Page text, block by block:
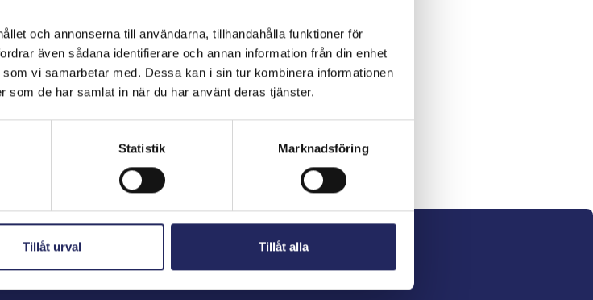
och annonserna till användarna, tillhandahålla funktioner för
även sådana identifierare och annan information från din enhet
vi samarbetar med. Dessa kan i sin tur kombinera informationen
som de har samlat in när du har använt deras tjänster.
Statistik Marknadsföring
Tillåt urval Tillåt alla